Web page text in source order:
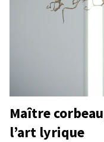
Maître
l’art lyrique